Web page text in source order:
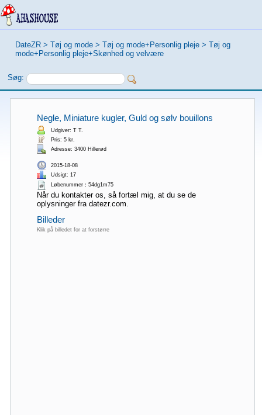
DateZR > Tøj og mode > Tøj og mode+Personlig pleje > Tøj og
mode+Personlig pleje+Skønhed og velvære
Søg:
Negle, Miniature kugler, Guld og sølv bouillons
Udgiver: T T.
Pris: 5 kr.
Adresse: 3400 Hillerød
2015-18-08
Udsigt: 17
Løbenummer：54dg1m75
Når du kontakter os, så fortæl mig, at du se de
oplysninger fra datezr.com.
Billeder
Klik på billedet for at forstørre